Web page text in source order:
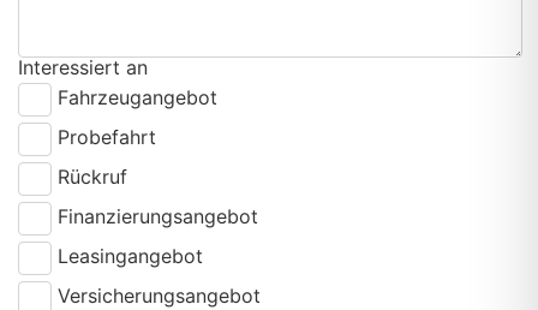
Interessiert an
Fahrzeugangebot
Probefahrt
Rückruf
Finanzierungsangebot
Leasingangebot
Versicherungsangebot